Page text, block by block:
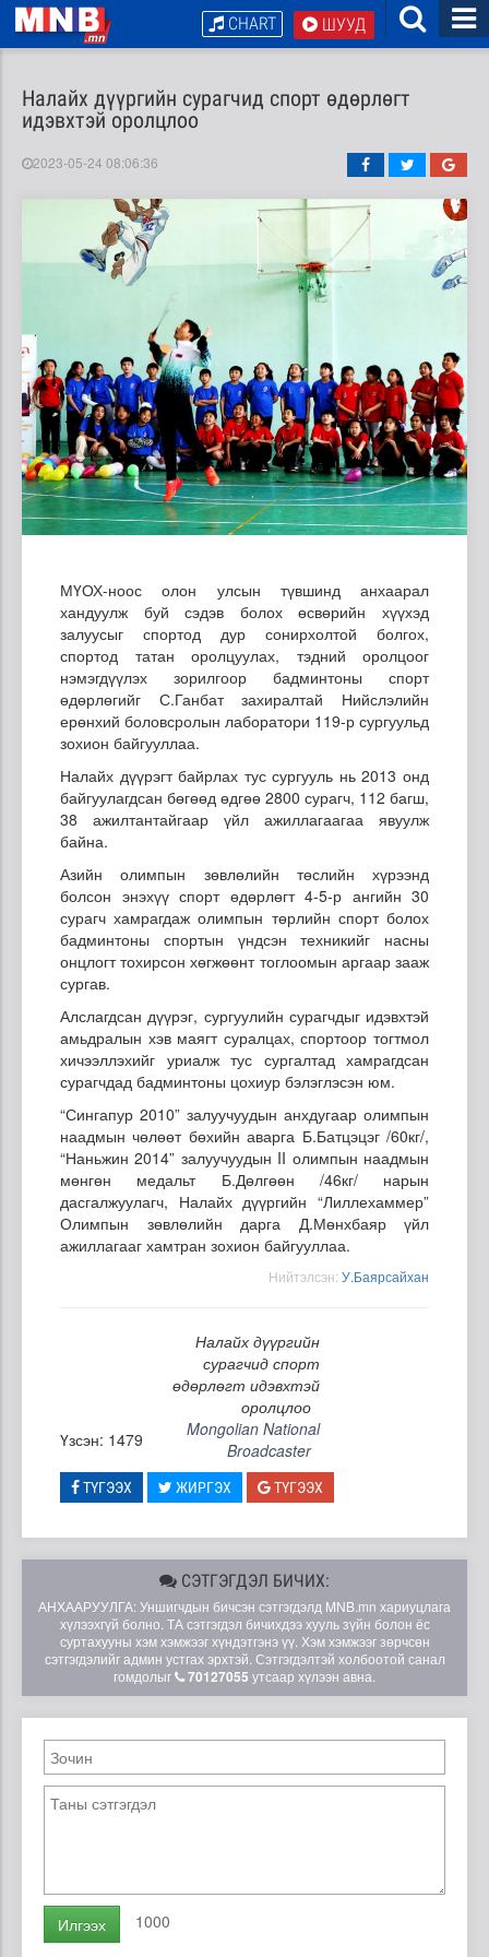
ШУУД
CHART
Налайх дүүргийн сурагчид спорт өдөрлөгт
идэвхтэй оролцлоо
2023-05-24 08:06:36
МҮОХ-ноос олон улсын түвшинд анхаарал
хандуулж буй сэдэв болох өсвөрийн хүүхэд
залуусыг спортод дур сонирхолтой болгох,
спортод татан оролцуулах, тэдний оролцоог
нэмэгдүүлэх зорилгоор бадминтоны спорт
өдөрлөгийг С.Ганбат захиралтай Нийслэлийн
ерөнхий боловсролын лаборатори 119-р сургуульд
зохион байгууллаа.
Налайх дүүрэгт байрлах тус сургууль нь 2013 онд
байгуулагдсан бөгөөд өдгөө 2800 сурагч, 112 багш,
38 ажилтантайгаар үйл ажиллагаагаа явуулж
байна.
Азийн олимпын зөвлөлийн төслийн хүрээнд
болсон энэхүү спорт өдөрлөгт 4-5-р ангийн 30
сурагч хамрагдаж олимпын төрлийн спорт болох
бадминтоны спортын үндсэн техникийг насны
онцлогт тохирсон хөгжөөнт тоглоомын аргаар зааж
сургав.
Алслагдсан дүүрэг, сургуулийн сурагчдыг идэвхтэй
амьдралын хэв маягт суралцах, спортоор тогтмол
хичээллэхийг уриалж тус сургалтад хамрагдсан
сурагчдад бадминтоны цохиур бэлэглэсэн юм.
“Сингапур 2010” залуучуудын анхдугаар олимпын
наадмын чөлөөт бөхийн аварга Б.Батцэцэг /60кг/,
“Наньжин 2014” залуучуудын II олимпын наадмын
мөнгөн медальт Б.Дөлгөөн /46кг/ нарын
дасгалжуулагч, Налайх дүүргийн “Лиллехаммер”
Олимпын зөвлөлийн дарга Д.Мөнхбаяр үйл
ажиллагааг хамтран зохион байгууллаа.
Нийтэлсэн: У.Баярсайхан
Налайх дүүргийн
сурагчид спорт
өдөрлөгт идэвхтэй
оролцлоо
Үзсэн: 1479
Mongolian National
Broadcaster
ТҮГЭЭХ ЖИРГЭХ ТҮГЭЭХ
СЭТГЭГДЭЛ БИЧИХ:
АНХААРУУЛГА: Уншигчдын бичсэн сэтгэгдэлд MNB.mn хариуцлага
хүлээхгүй болно. ТА сэтгэгдэл бичихдээ хууль зүйн болон ёс
суртахууны хэм хэмжээг хүндэтгэнэ үү. Хэм хэмжээг зөрчсөн
сэтгэгдэлийг админ устгах эрхтэй. Сэтгэгдэлтэй холбоотой санал
гомдолыг
70127055 утсаар хүлээн авна.
Илгээх 1000